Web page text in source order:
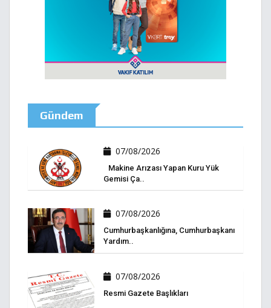
Gündem
07/08/2026
Makine Arızası Yapan Kuru Yük
Gemisi Ça..
07/08/2026
Cumhurbaşkanlığına, Cumhurbaşkanı
Yardım..
07/08/2026
Resmi Gazete Başlıkları